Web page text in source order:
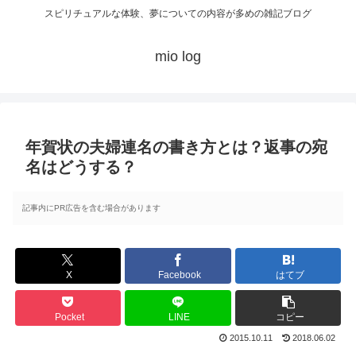
スピリチュアルな体験、夢についての内容が多めの雑記ブログ
mio log
年賀状の夫婦連名の書き方とは？返事の宛
名はどうする？
記事内にPR広告を含む場合があります
X Facebook はてブ
Pocket LINE コピー
2015.10.11 2018.06.02